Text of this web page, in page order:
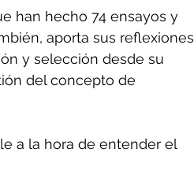
han hecho 74 ensayos y
aporta sus reflexiones
y selección desde su
del concepto de
a la hora de entender el